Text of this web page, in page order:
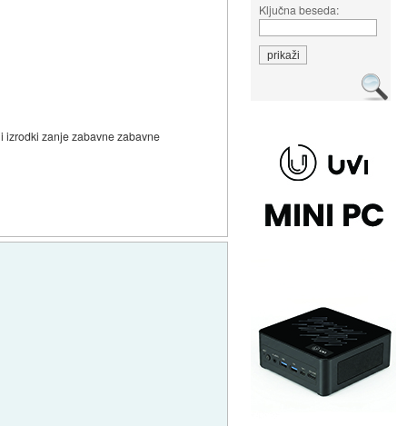
Ključna beseda:
izrodki zanje zabavne zabavne